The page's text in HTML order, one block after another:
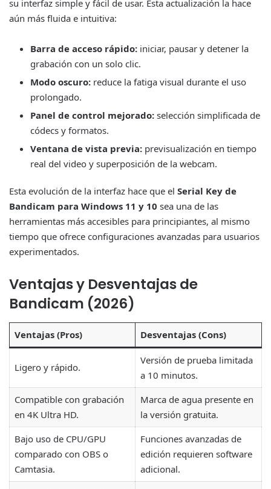
su interfaz simple y fácil de usar. Esta actualización la hace
aún más fluida e intuitiva:
Barra de acceso rápido: iniciar, pausar y detener la
grabación con un solo clic.
Modo oscuro: reduce la fatiga visual durante el uso
prolongado.
Panel de control mejorado: selección simplificada de
códecs y formatos.
Ventana de vista previa: previsualización en tiempo
real del video y superposición de la webcam.
Esta evolución de la interfaz hace que el Serial Key de
Bandicam para Windows 11 y 10 sea una de las
herramientas más accesibles para principiantes, al mismo
tiempo que ofrece configuraciones avanzadas para usuarios
experimentados.
Ventajas y Desventajas de
Bandicam (2026)
Ventajas (Pros) Desventajas (Cons)
Ligero y rápido.
Versión de prueba limitada
a 10 minutos.
Compatible con grabación
en 4K Ultra HD.
Marca de agua presente en
la versión gratuita.
Bajo uso de CPU/GPU
comparado con OBS o
Camtasia.
Funciones avanzadas de
edición requieren software
adicional.